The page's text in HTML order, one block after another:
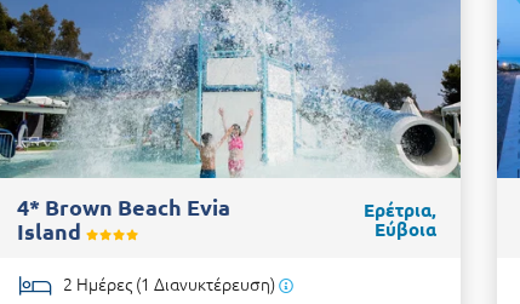
4* Brown Beach Evia
Island
Ερέτρια,
Εύβοια
2 Ημέρες (1 Διανυκτέρευση)